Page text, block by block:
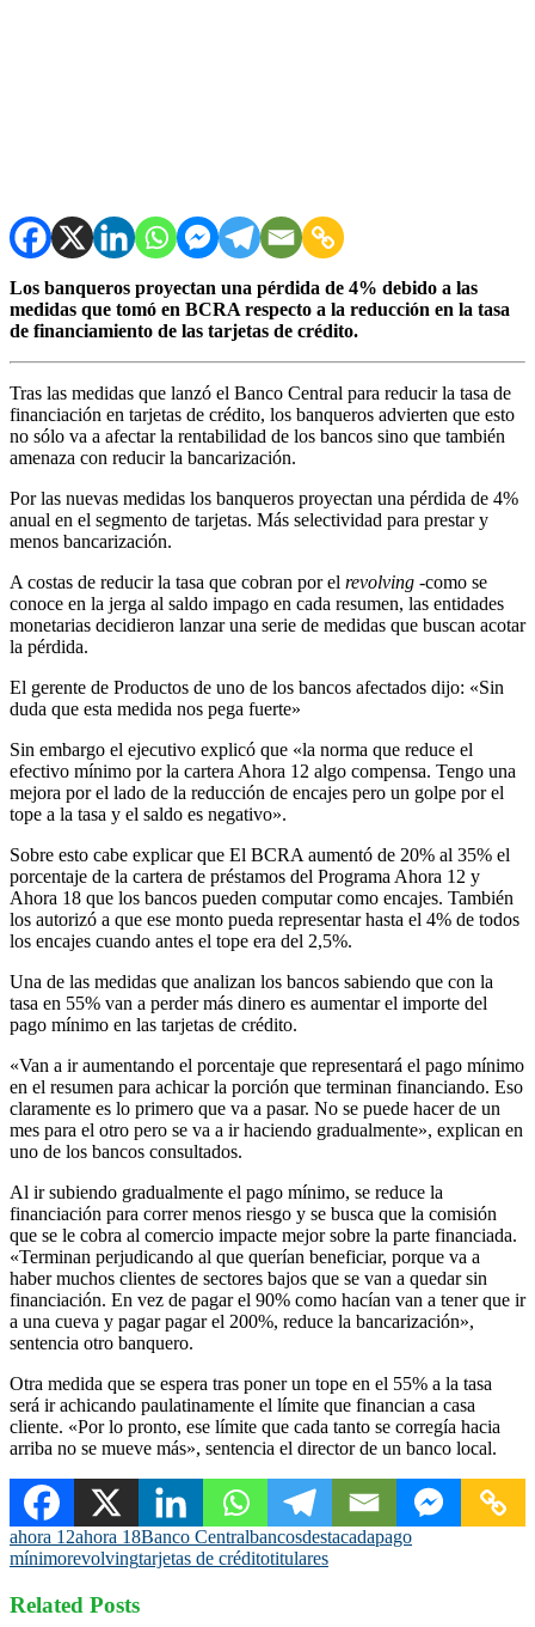
Los banqueros proyectan una pérdida de 4% debido a las
medidas que tomó en BCRA respecto a la reducción en la tasa
de financiamiento de las tarjetas de crédito.
Tras las medidas que lanzó el Banco Central para reducir la tasa de
financiación en tarjetas de crédito, los banqueros advierten que esto
no sólo va a afectar la rentabilidad de los bancos sino que también
amenaza con reducir la bancarización.
Por las nuevas medidas los banqueros proyectan una pérdida de 4%
anual en el segmento de tarjetas. Más selectividad para prestar y
menos bancarización.
A costas de reducir la tasa que cobran por el revolving -como se
conoce en la jerga al saldo impago en cada resumen, las entidades
monetarias decidieron lanzar una serie de medidas que buscan acotar
la pérdida.
El gerente de Productos de uno de los bancos afectados dijo: «Sin
duda que esta medida nos pega fuerte»
Sin embargo el ejecutivo explicó que «la norma que reduce el
efectivo mínimo por la cartera Ahora 12 algo compensa. Tengo una
mejora por el lado de la reducción de encajes pero un golpe por el
tope a la tasa y el saldo es negativo».
Sobre esto cabe explicar que El BCRA aumentó de 20% al 35% el
porcentaje de la cartera de préstamos del Programa Ahora 12 y
Ahora 18 que los bancos pueden computar como encajes. También
los autorizó a que ese monto pueda representar hasta el 4% de todos
los encajes cuando antes el tope era del 2,5%.
Una de las medidas que analizan los bancos sabiendo que con la
tasa en 55% van a perder más dinero es aumentar el importe del
pago mínimo en las tarjetas de crédito.
«Van a ir aumentando el porcentaje que representará el pago mínimo
en el resumen para achicar la porción que terminan financiando. Eso
claramente es lo primero que va a pasar. No se puede hacer de un
mes para el otro pero se va a ir haciendo gradualmente», explican en
uno de los bancos consultados.
Al ir subiendo gradualmente el pago mínimo, se reduce la
financiación para correr menos riesgo y se busca que la comisión
que se le cobra al comercio impacte mejor sobre la parte financiada.
«Terminan perjudicando al que querían beneficiar, porque va a
haber muchos clientes de sectores bajos que se van a quedar sin
financiación. En vez de pagar el 90% como hacían van a tener que ir
a una cueva y pagar pagar el 200%, reduce la bancarización»,
sentencia otro banquero.
Otra medida que se espera tras poner un tope en el 55% a la tasa
será ir achicando paulatinamente el límite que financian a casa
cliente. «Por lo pronto, ese límite que cada tanto se corregía hacia
arriba no se mueve más», sentencia el director de un banco local.
ahora 12ahora 18Banco Centralbancosdestacadapago
mínimorevolvingtarjetas de créditotitulares
Related Posts